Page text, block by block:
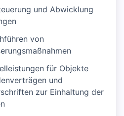
und Abwicklung
von
für Objekte
und
zur Einhaltung der